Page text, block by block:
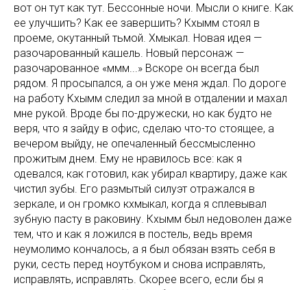
вот он тут как тут. Бессонные ночи. Мысли о книге. Как
ее улучшить? Как ее завершить? Кхымм стоял в
проеме, окутанный тьмой. Хмыкал. Новая идея —
разочарованный кашель. Новый персонаж —
разочарованное «ммм...» Вскоре он всегда был
рядом. Я просыпался, а он уже меня ждал. По дороге
на работу Кхымм следил за мной в отдалении и махал
мне рукой. Вроде бы по-дружески, но как будто не
веря, что я зайду в офис, сделаю что-то стоящее, а
вечером выйду, не опечаленный бессмысленно
прожитым днем. Ему не нравилось все: как я
одевался, как готовил, как убирал квартиру, даже как
чистил зубы. Его размытый силуэт отражался в
зеркале, и он громко кхмыкал, когда я сплевывал
зубную пасту в раковину. Кхымм был недоволен даже
тем, что и как я ложился в постель, ведь время
неумолимо кончалось, а я был обязан взять себя в
руки, сесть перед ноутбуком и снова исправлять,
исправлять, исправлять. Скорее всего, если бы я